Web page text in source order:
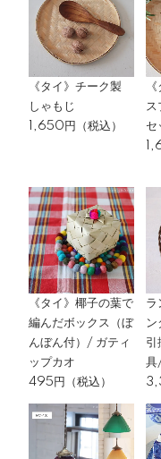
《タイ》チーク製
しゃもじ
1,650円（税込）
ス
セ
《タイ》椰子の葉で
編んだボックス（ぼ
んぼん付）/ ガティ
ップカオ
495円（税込）
ラ
ン
引
具